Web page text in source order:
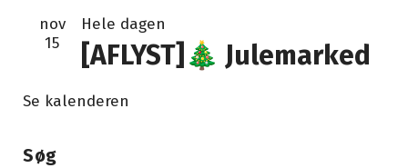
nov
15
Hele dagen
[AFLYST]🎄 Julemarked
Se kalenderen
Søg